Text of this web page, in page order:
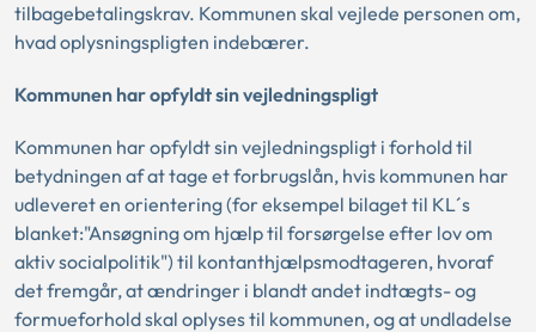
tilbagebetalingskrav. Kommunen skal vejlede personen om,
hvad oplysningspligten indebærer.
Kommunen har opfyldt sin vejledningspligt
Kommunen har opfyldt sin vejledningspligt i forhold til
betydningen af at tage et forbrugslån, hvis kommunen har
udleveret en orientering (for eksempel bilaget til KL´s
blanket:"Ansøgning om hjælp til forsørgelse efter lov om
aktiv socialpolitik") til kontanthjælpsmodtageren, hvoraf
det fremgår, at ændringer i blandt andet indtægts- og
formueforhold skal oplyses til kommunen, og at undladelse